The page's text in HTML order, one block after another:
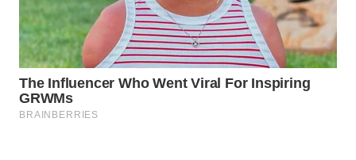
WAHANA
INFRASTRUKTUR
WAHANA
KONSUMEN